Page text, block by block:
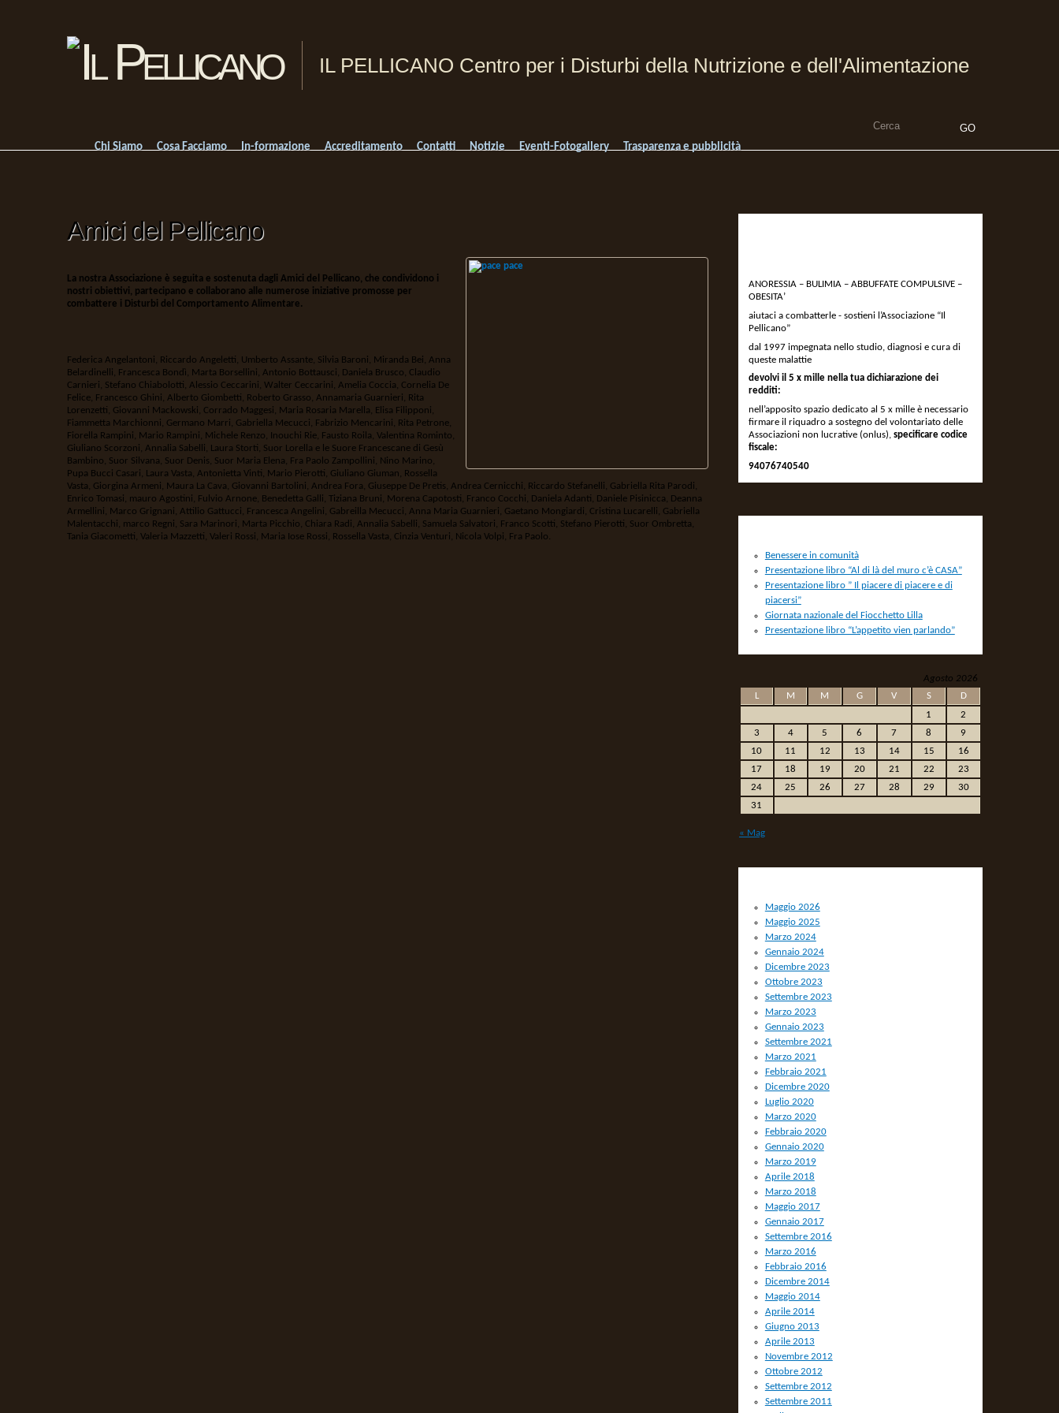
IL PELLICANO Centro per i Disturbi della Nutrizione e dell'Alimentazione
Chi Siamo Cosa Facciamo In-formazione Accreditamento Contatti Notizie Eventi-Fotogallery Trasparenza e pubblicità
Amici del Pellicano
La nostra Associazione è seguita e sostenuta dagli Amici del Pellicano, che condividono i
nostri obiettivi, partecipano e collaborano alle numerose iniziative promosse per
combattere i Disturbi del Comportamento Alimentare.
Federica Angelantoni, Riccardo Angeletti, Umberto Assante, Silvia Baroni, Miranda Bei, Anna
Belardinelli, Francesca Bondì, Marta Borsellini, Antonio Bottausci, Daniela Brusco, Claudio
Carnieri, Stefano Chiabolotti, Alessio Ceccarini, Walter Ceccarini, Amelia Coccia, Cornelia De
Felice, Francesco Ghini, Alberto Giombetti, Roberto Grasso, Annamaria Guarnieri, Rita
Lorenzetti, Giovanni Mackowski, Corrado Maggesi, Maria Rosaria Marella, Elisa Filipponi,
Fiammetta Marchionni, Germano Marri, Gabriella Mecucci, Fabrizio Mencarini, Rita Petrone,
Fiorella Rampini, Mario Rampini, Michele Renzo, Inouchi Rie, Fausto Roila, Valentina Rominto,
Giuliano Scorzoni, Annalia Sabelli, Laura Storti, Suor Lorella e le Suore Francescane di Gesù
Bambino, Suor Silvana, Suor Denis, Suor Maria Elena, Fra Paolo Zampollini, Nino Marino,
Pupa Bucci Casari, Laura Vasta, Antonietta Vinti, Mario Pierotti, Giuliano Giuman, Rossella
Vasta, Giorgina Armeni, Maura La Cava, Giovanni Bartolini, Andrea Fora, Giuseppe De Pretis, Andrea Cernicchi, Riccardo Stefanelli, Gabriella Rita Parodi,
Enrico Tomasi, mauro Agostini, Fulvio Arnone, Benedetta Galli, Tiziana Bruni, Morena Capotosti, Franco Cocchi, Daniela Adanti, Daniele Pisinicca, Deanna
Armellini, Marco Grignani, Attilio Gattucci, Francesca Angelini, Gabreilla Mecucci, Anna Maria Guarnieri, Gaetano Mongiardi, Cristina Lucarelli, Gabriella
Malentacchi, marco Regni, Sara Marinori, Marta Picchio, Chiara Radi, Annalia Sabelli, Samuela Salvatori, Franco Scotti, Stefano Pierotti, Suor Ombretta,
Tania Giacometti, Valeria Mazzetti, Valeri Rossi, Maria Iose Rossi, Rossella Vasta, Cinzia Venturi, Nicola Volpi, Fra Paolo.
ANORESSIA – BULIMIA – ABBUFFATE COMPULSIVE –
OBESITA’
aiutaci a combatterle - sostieni l’Associazione “Il
Pellicano”
dal 1997 impegnata nello studio, diagnosi e cura di
queste malattie
devolvi il 5 x mille nella tua dichiarazione dei
redditi:
nell’apposito spazio dedicato al 5 x mille è necessario
firmare il riquadro a sostegno del volontariato delle
Associazioni non lucrative (onlus), specificare codice
fiscale:
94076740540
Benessere in comunità
Presentazione libro “Al di là del muro c’è CASA”
Presentazione libro ” Il piacere di piacere e di
piacersi”
Giornata nazionale del Fiocchetto Lilla
Presentazione libro “L’appetito vien parlando”
Agosto 2026
L
M M G V S
D
1
2
3
4 5 6 7 8
9
10
11 12 13 14 15
16
17
18 19 20 21 22
23
24
25 26 27 28 29
30
31
« Mag
Maggio 2026
Maggio 2025
Marzo 2024
Gennaio 2024
Dicembre 2023
Ottobre 2023
Settembre 2023
Marzo 2023
Gennaio 2023
Settembre 2021
Marzo 2021
Febbraio 2021
Dicembre 2020
Luglio 2020
Marzo 2020
Febbraio 2020
Gennaio 2020
Marzo 2019
Aprile 2018
Marzo 2018
Maggio 2017
Gennaio 2017
Settembre 2016
Marzo 2016
Febbraio 2016
Dicembre 2014
Maggio 2014
Aprile 2014
Giugno 2013
Aprile 2013
Novembre 2012
Ottobre 2012
Settembre 2012
Settembre 2011